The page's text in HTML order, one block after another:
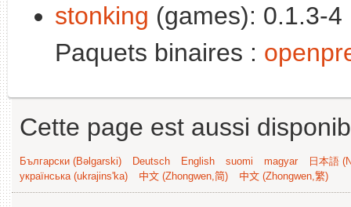
stonking (games): 0.1.3-4
Paquets binaires :
Cette page est aussi
Български (Bəlgarski) Deutsch English suomi magyar
日本語
українська (ukrajins'ka)
中文 (Zhongwen,简) 中文 (Zhongwen,繁)